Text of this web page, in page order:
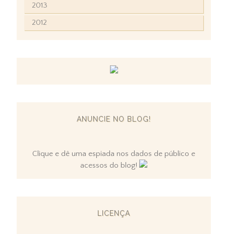
2013
2012
ANUNCIE NO BLOG!
Clique e dê uma espiada nos dados de público e
acessos do blog!
LICENÇA